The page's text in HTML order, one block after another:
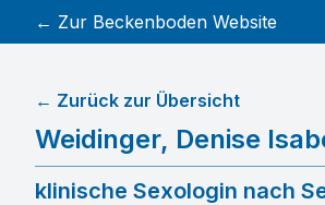
← Zur Beckenboden Website
Weidinger, Denise
← Zurück zur Übersicht
klinische Sexologin nach